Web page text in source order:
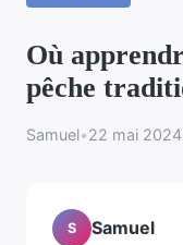
Où
pêche
Samuel•22 mai 2024
S Samuel